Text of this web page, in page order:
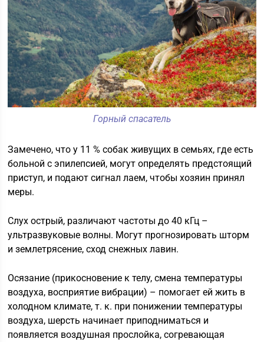
Горный спасатель
Замечено, что у 11 % собак живущих в семьях, где есть
больной с эпилепсией, могут определять предстоящий
приступ, и подают сигнал лаем, чтобы хозяин принял
меры.
Слух острый, различают частоты до 40 кГц –
ультразвуковые волны. Могут прогнозировать шторм
и землетрясение, сход снежных лавин.
Осязание (прикосновение к телу, смена температуры
воздуха, восприятие вибрации) – помогает ей жить в
холодном климате, т. к. при понижении температуры
воздуха, шерсть начинает приподниматься и
появляется воздушная прослойка, согревающая